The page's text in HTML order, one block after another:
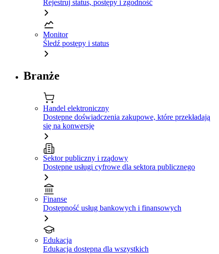
Rejestruj status, postępy i zgodność
Monitor
Śledź postępy i status
Branże
Handel elektroniczny
Dostępne doświadczenia zakupowe, które przekładają
się na konwersję
Sektor publiczny i rządowy
Dostępne usługi cyfrowe dla sektora publicznego
Finanse
Dostępność usług bankowych i finansowych
Edukacja
Edukacja dostępna dla wszystkich